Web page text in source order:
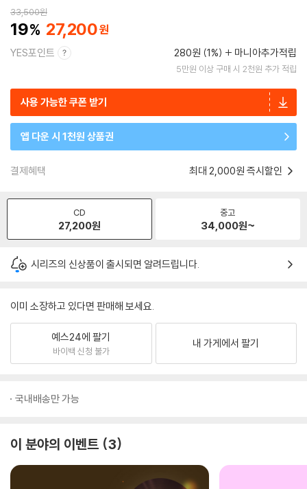
33,500원
19 27,200
YES포인트 280원 (1%) 마니아추가적립
5만원 이상 구매 시 2천원 추가 적립
사용 가능한 쿠폰 받기
앱 다운 시 1천원 상품권
결제혜택 최대 2,000원 즉시할인
CD
27,200원
중고
34,000원~
시리즈의 신상품이 출시되면 알려드립니다.
이미 소장하고 있다면 판매해 보세요.
예스24에 팔기
바이백 신청 불가
내 가게에서 팔기
국내배송만 가능
이 분야의 이벤트 3